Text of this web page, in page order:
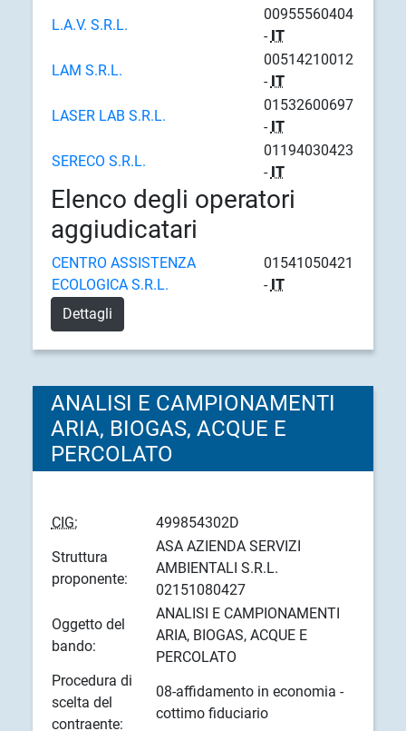
L.A.V. S.R.L.
00955560404
- IT
LAM S.R.L.
00514210012
- IT
LASER LAB S.R.L.
01532600697
- IT
SERECO S.R.L.
01194030423
- IT
Elenco degli operatori
aggiudicatari
CENTRO ASSISTENZA
ECOLOGICA S.R.L.
01541050421
- IT
Dettagli
ANALISI E CAMPIONAMENTI
ARIA, BIOGAS, ACQUE E
PERCOLATO
CIG:
499854302D
Struttura
proponente:
ASA AZIENDA SERVIZI
AMBIENTALI S.R.L.
02151080427
Oggetto del
bando:
ANALISI E CAMPIONAMENTI
ARIA, BIOGAS, ACQUE E
PERCOLATO
Procedura di
scelta del
contraente:
08-affidamento in economia -
cottimo fiduciario